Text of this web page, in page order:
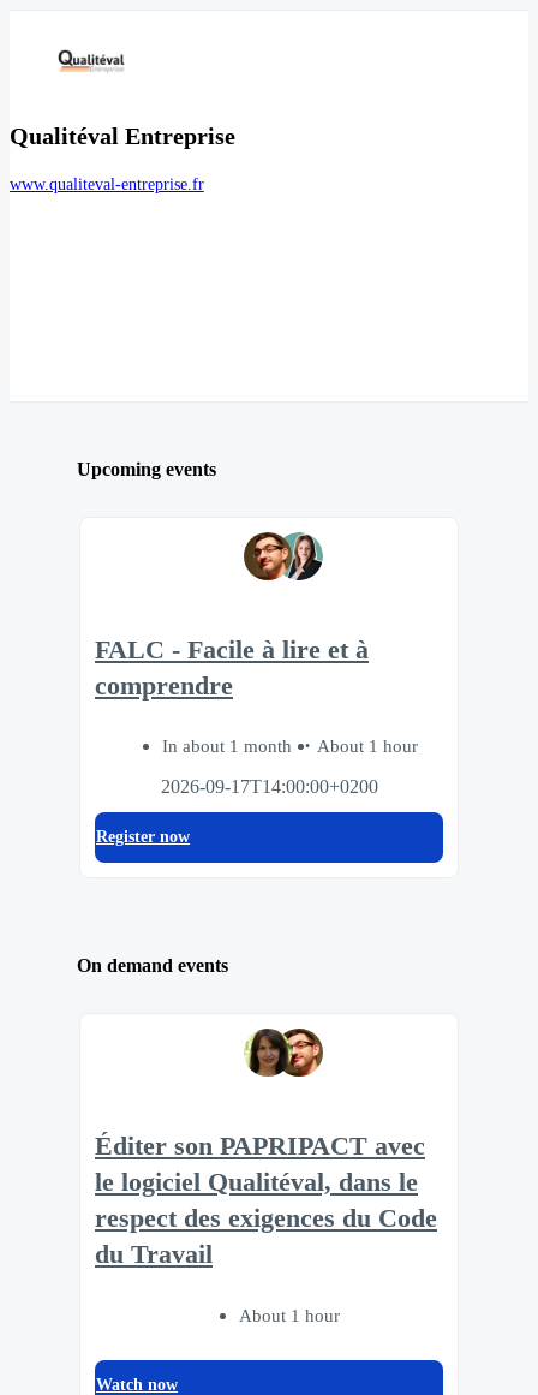
Qualitéval Entreprise
www.qualiteval-entreprise.fr
Upcoming events
FALC - Facile à lire et à
comprendre
In about 1 month
About 1 hour
2026-09-17T14:00:00+0200
Register now
On demand events
Éditer son PAPRIPACT avec
le logiciel Qualitéval, dans le
respect des exigences du Code
du Travail
About 1 hour
Watch now